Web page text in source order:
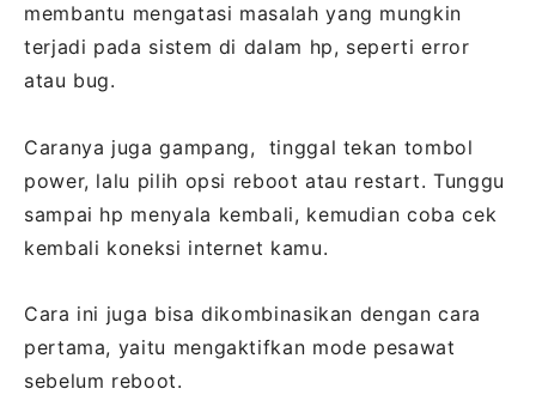
membantu mengatasi masalah yang mungkin
terjadi pada sistem di dalam hp, seperti error
atau bug.
Caranya juga gampang, tinggal tekan tombol
power, lalu pilih opsi reboot atau restart. Tunggu
sampai hp menyala kembali, kemudian coba cek
kembali koneksi internet kamu.
Cara ini juga bisa dikombinasikan dengan cara
pertama, yaitu mengaktifkan mode pesawat
sebelum reboot.